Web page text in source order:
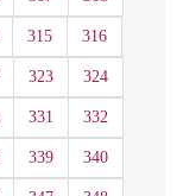
315 316
323 324
331 332
339 340